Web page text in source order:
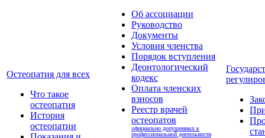
Остеопатия для всех
Что такое
остеопатия
История
остеопатии
Об ассоциации
Руководство
Документы
Условия членства
Порядок вступления
Деонтологический
кодекс
Оплата членских
взносов
Реестр врачей
остеопатов
официально допущенных к
профессиональной деятельности